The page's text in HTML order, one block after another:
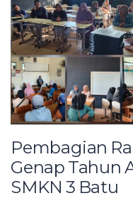
Pembagian
Genap Tahun
SMKN 3 Batu